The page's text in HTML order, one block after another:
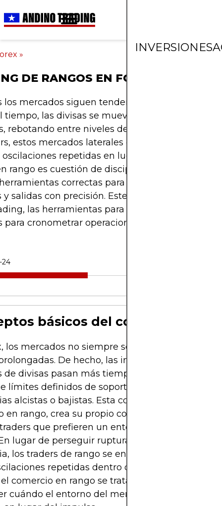
INVERSIONES
»
DE RANGOS EN FOREX
los mercados siguen tendencias interminables.
tiempo, las divisas se mueven dentro de rangos
rebotando entre niveles de soporte y
estos mercados laterales ofrecen
repetidas en lugar de esperar un
rango es cuestión de disciplina: identificar
correctas para confirmarlos y
y salidas con precisión. Este artículo explora lo
las herramientas para mapear rangos y
para cronometrar operaciones dentro de ellos.
básicos del comercio en
los mercados no siempre se mueven en
De hecho, las investigaciones
de divisas pasan más tiempo operando
límites definidos de soporte y resistencia, que
alcistas o bajistas. Esta condición, conocida
en rango, crea su propio conjunto de
que prefieren un entorno más
lugar de perseguir rupturas o continuaciones
los traders de rango se enfocan en capturar
repetidas dentro de un corredor de
comercio en rango se trata de paciencia,
cuándo el entorno del mercado favorece la